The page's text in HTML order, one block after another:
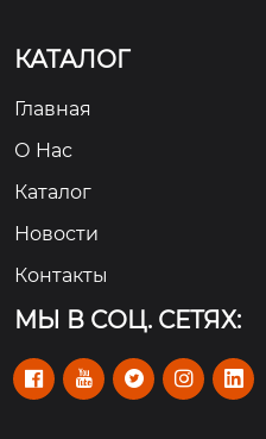
КАТАЛОГ
Главная
О Hас
Каталог
Новости
Контакты
МЫ В СОЦ. СЕТЯХ:
    